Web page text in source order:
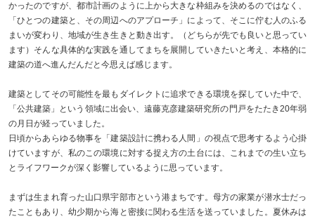
かったのですが、都市計画のように上から大きな枠組みを決めるのではなく、
「ひとつの建築と、その周辺へのアプローチ」によって、そこに佇む人のふる
まいが変わり、地域が生き生きと動き出す。（どちらが先でも良いと思ってい
ます）そんな具体的な実践を通してまちを展開していきたいと考え、本格的に
建築の道へ進んだんだと今思えば感じます。
建築としてその可能性を最もダイレクトに追求できる環境を探していた中で、
「公共建築」という領域に出会い、遠藤克彦建築研究所の門戸をたたき20年弱
の月日が経っていました。
日頃からあらゆる物事を「建築設計に携わる人間」の視点で思考するよう心掛
けていますが、私のこの環境に対する捉え方の土台には、これまでの生い立ち
とライフワークが深く影響しているように思っています。
まずは生まれ育った山口県宇部市という港まちです。母方の家業が潜水士だっ
たこともあり、幼少期から海と密接に関わる生活を送っていました。夏休みは